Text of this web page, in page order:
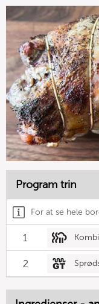
Program trin
For at se hele
1
2